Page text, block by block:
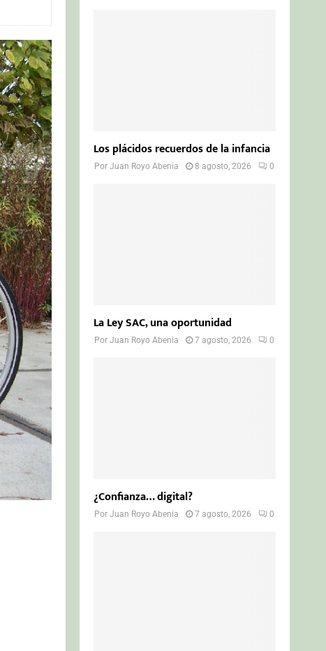
Los plácidos recuerdos de la infancia
PorJuan Royo Abenia 8 agosto, 2026 0
La Ley SAC, una oportunidad
PorJuan Royo Abenia 7 agosto, 2026 0
¿Confianza… digital?
PorJuan Royo Abenia 7 agosto, 2026 0